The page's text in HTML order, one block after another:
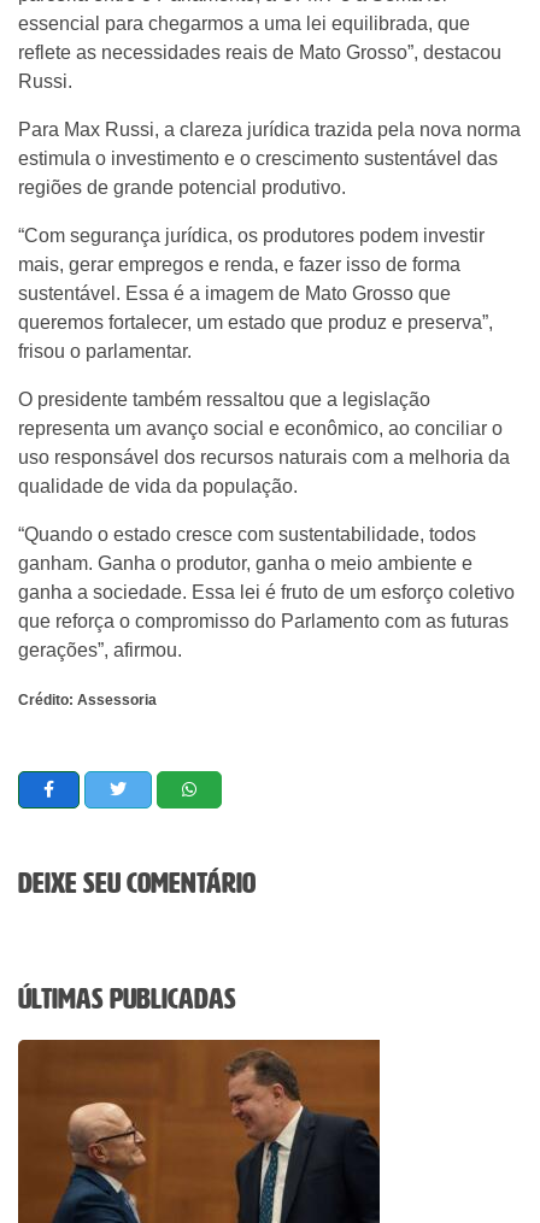
essencial para chegarmos a uma lei equilibrada, que
reflete as necessidades reais de Mato Grosso”, destacou
Russi.
Para Max Russi, a clareza jurídica trazida pela nova norma
estimula o investimento e o crescimento sustentável das
regiões de grande potencial produtivo.
“Com segurança jurídica, os produtores podem investir
mais, gerar empregos e renda, e fazer isso de forma
sustentável. Essa é a imagem de Mato Grosso que
queremos fortalecer, um estado que produz e preserva”,
frisou o parlamentar.
O presidente também ressaltou que a legislação
representa um avanço social e econômico, ao conciliar o
uso responsável dos recursos naturais com a melhoria da
qualidade de vida da população.
“Quando o estado cresce com sustentabilidade, todos
ganham. Ganha o produtor, ganha o meio ambiente e
ganha a sociedade. Essa lei é fruto de um esforço coletivo
que reforça o compromisso do Parlamento com as futuras
gerações”, afirmou.
Crédito: Assessoria
Deixe seu comentário
Últimas Publicadas